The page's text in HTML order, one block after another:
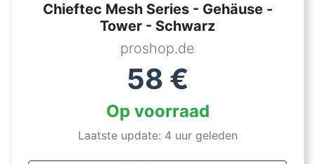
Chieftec Mesh Series - Gehäuse -
Tower - Schwarz
proshop.de
58 €
Op voorraad
Laatste update: 4 uur geleden